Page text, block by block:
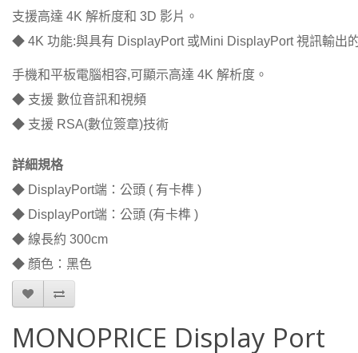
支援高達 4K 解析度和 3D 影片。
◆ 4K 功能:與具有 DisplayPort 或Mini DisplayPort 視訊輸出
手機和平板電腦相容,可顯示高達 4K 解析度。
◆ 支援 數位音訊和視頻
◆ 支援 RSA(數位簽章)技術
詳細規格
◆ DisplayPort端：公頭 ( 有卡榫 )
◆ DisplayPort端：公頭 (有卡榫 )
◆ 線長約 300cm
◆ 顏色：黑色
MONOPRICE Display Port